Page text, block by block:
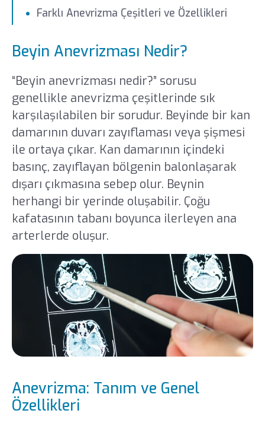
​​​Farklı Anevrizma Çeşitleri ve Özellikleri
Beyin Anevrizması Nedir?
“Beyin anevrizması nedir?” sorusu
genellikle anevrizma çeşitlerinde sık
karşılaşılabilen bir sorudur. Beyinde bir kan
damarının duvarı zayıflaması veya şişmesi
ile ortaya çıkar. Kan damarının içindeki
basınç, zayıflayan bölgenin balonlaşarak
dışarı çıkmasına sebep olur. Beynin
herhangi bir yerinde oluşabilir. Çoğu
kafatasının tabanı boyunca ilerleyen ana
arterlerde oluşur.
Anevrizma: Tanım ve Genel
Özellikleri